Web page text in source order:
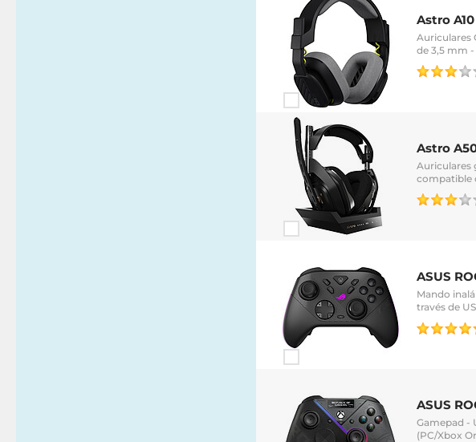
Astro
Auriculares
de 3,5 mm
Astro
Auriculares
compatible
ASUS
Mando
través de
ASUS
Gamepad -
(PC/Xbox